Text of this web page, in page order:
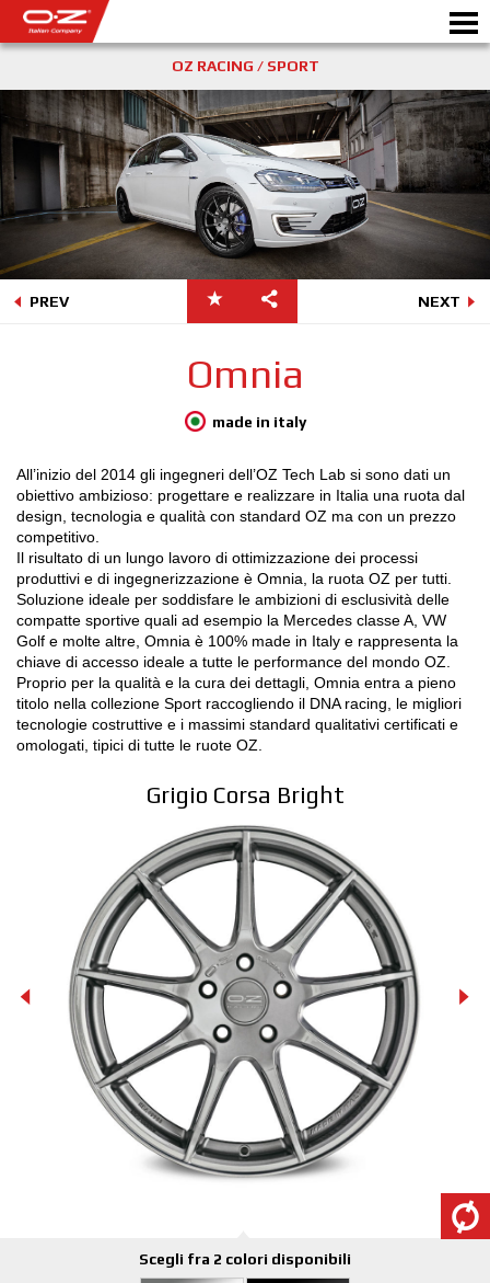
SHOP B2BMotorbike
RICHIEDI PREVENTIVO
CERCHI IN LEGA
SCEGLI LA TUA AUTO
GALLERY
ITALIAN COMPANY
NEWS & EVENTI
MOTORSPORT
CONFIGURATORE 3D
Contatti
FAQ
SHOP B2B
Area Contatti B2B
DOWNLOAD AREA
GPSR
Liberatoria
OZ RACING / SPORT
PREV NEXT
Omnia
made in italy
All’inizio del 2014 gli ingegneri dell’OZ Tech Lab si sono dati un
obiettivo ambizioso: progettare e realizzare in Italia una ruota dal
design, tecnologia e qualità con standard OZ ma con un prezzo
competitivo.
Il risultato di un lungo lavoro di ottimizzazione dei processi
produttivi e di ingegnerizzazione è Omnia, la ruota OZ per tutti.
Soluzione ideale per soddisfare le ambizioni di esclusività delle
compatte sportive quali ad esempio la Mercedes classe A, VW
Golf e molte altre, Omnia è 100% made in Italy e rappresenta la
chiave di accesso ideale a tutte le performance del mondo OZ.
Proprio per la qualità e la cura dei dettagli, Omnia entra a pieno
titolo nella collezione Sport raccogliendo il DNA racing, le migliori
tecnologie costruttive e i massimi standard qualitativi certificati e
omologati, tipici di tutte le ruote OZ.
Grigio Corsa Bright
Scegli fra 2 colori disponibili